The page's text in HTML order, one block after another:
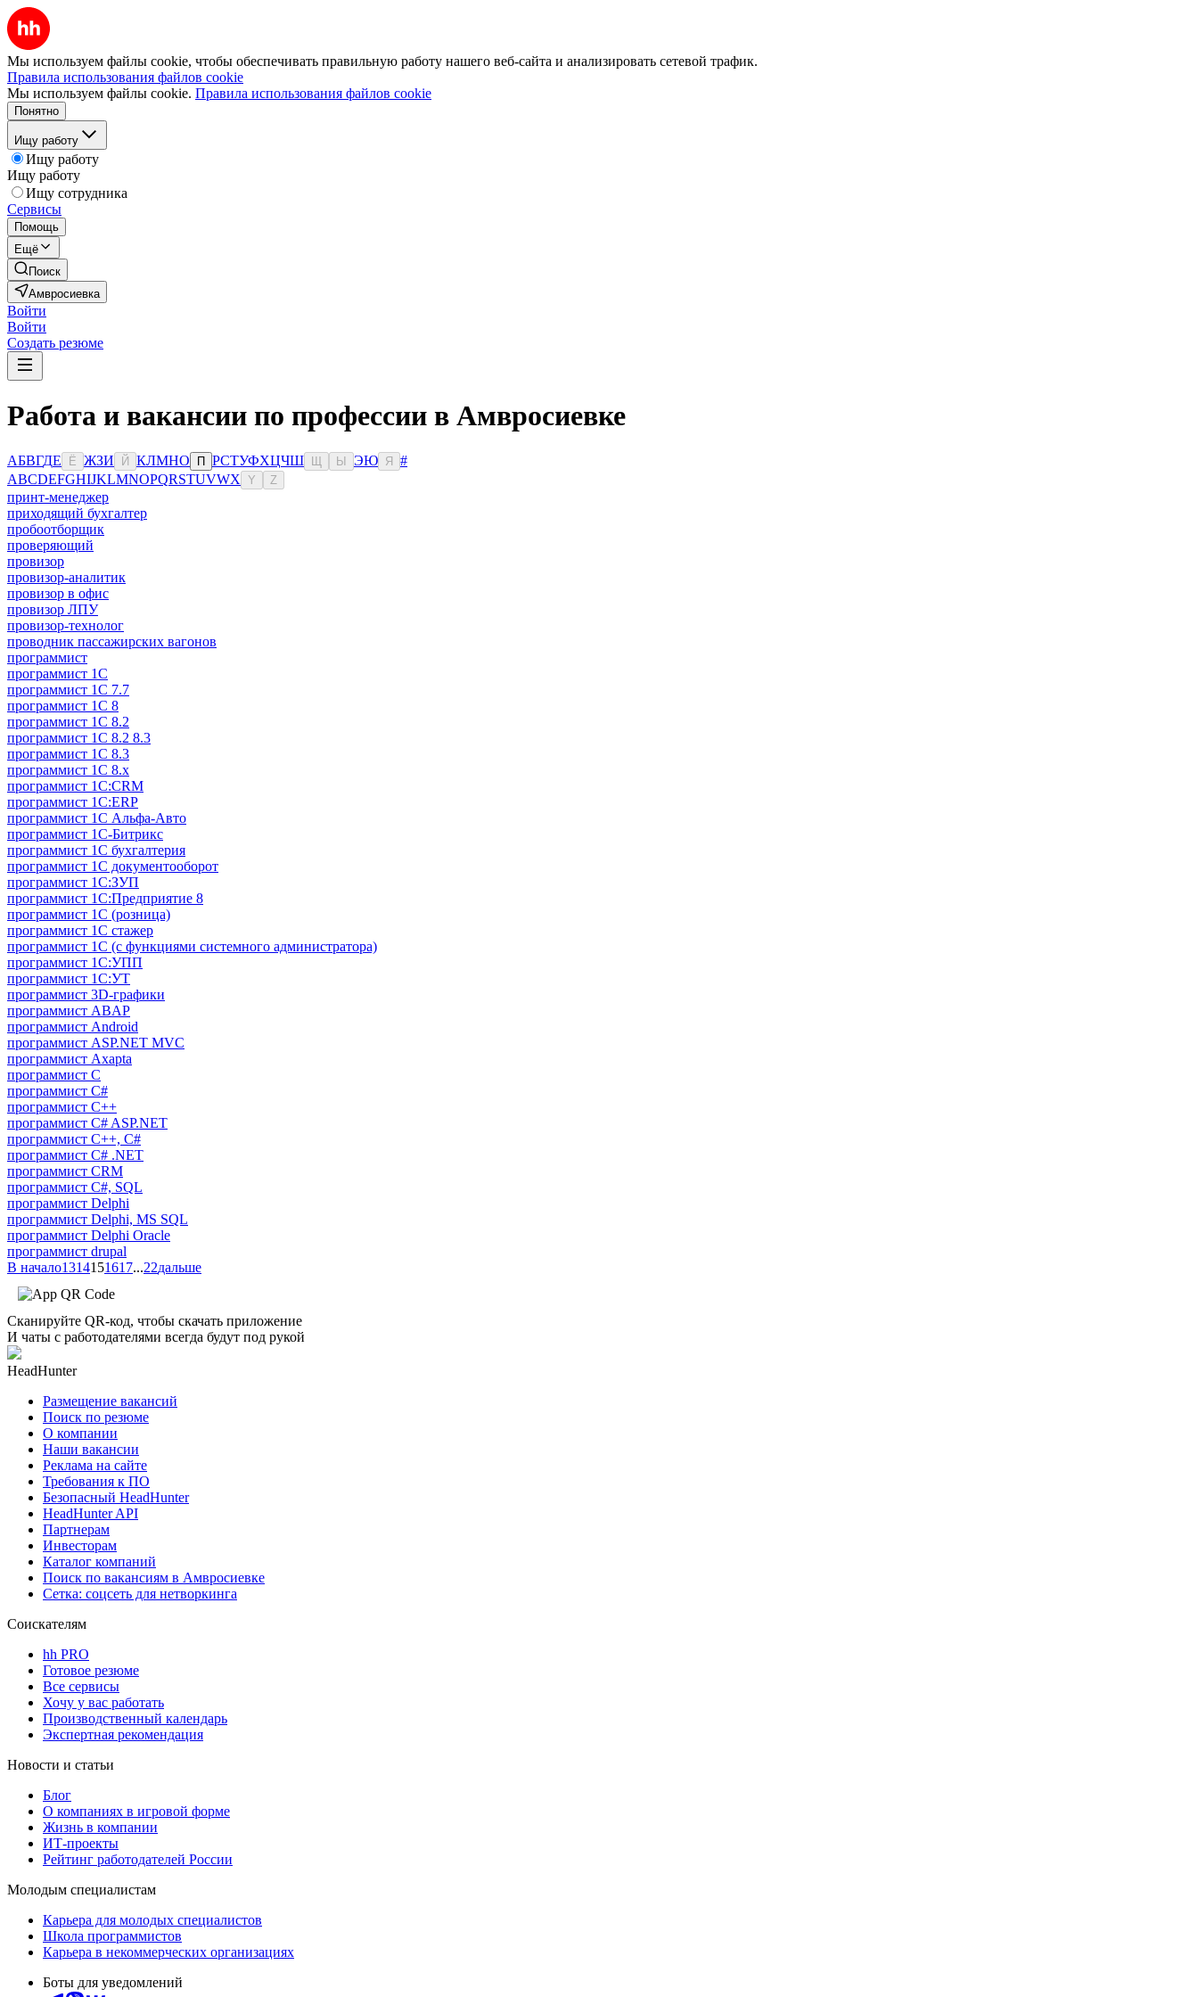
Мы используем файлы cookie, чтобы обеспечивать правильную работу нашего веб-сайта и анализировать сетевой трафик.
Правила использования файлов cookie
Мы используем файлы cookie. Правила использования файлов cookie
Понятно
Ищу работу
Ищу работу
Ищу работу
Ищу сотрудника
Сервисы
Помощь
Ещё
Поиск
Амвросиевка
Войти
Войти
Создать резюме
Работа и вакансии по профессии в Амвросиевке
АБВГДЕ Ё ЖЗИ Й КЛМНО П РСТУФХЦЧШ Ы ЭЮ Я
#
ABCDEFGHIJKLMNOPQRSTUVWX Y Z
принт-менеджер
приходящий бухгалтер
пробоотборщик
проверяющий
провизор
провизор-аналитик
провизор в офис
провизор ЛПУ
провизор-технолог
проводник пассажирских вагонов
программист
программист 1C
программист 1C 7.7
программист 1C 8
программист 1C 8.2
программист 1С 8.2 8.3
программист 1С 8.3
программист 1С 8.х
программист 1С:CRM
программист 1С:ERP
программист 1С Альфа-Авто
программист 1С-Битрикс
программист 1С бухгалтерия
программист 1С документооборот
программист 1С:ЗУП
программист 1С:Предприятие 8
программист 1С (розница)
программист 1С стажер
программист 1С (с функциями системного администратора)
программист 1С:УПП
программист 1С:УТ
программист 3D-графики
программист ABAP
программист Android
программист ASP.NET MVC
программист Axapta
программист C
программист C#
программист C++
программист C# ASP.NET
программист C++, C#
программист C# .NET
программист CRM
программист C#, SQL
программист Delphi
программист Delphi, MS SQL
программист Delphi Oracle
программист drupal
В начало1314151617...22дальше
Сканируйте QR-код, чтобы скачать приложение
И чаты с работодателями всегда будут под рукой
HeadHunter
Размещение вакансий
Поиск по резюме
О компании
Наши вакансии
Реклама на сайте
Требования к ПО
Безопасный HeadHunter
HeadHunter API
Партнерам
Инвесторам
Каталог компаний
Поиск по вакансиям в Амвросиевке
Сетка: соцсеть для нетворкинга
Соискателям
hh PRO
Готовое резюме
Все сервисы
Хочу у вас работать
Производственный календарь
Экспертная рекомендация
Новости и статьи
Блог
О компаниях в игровой форме
Жизнь в компании
ИТ-проекты
Рейтинг работодателей России
Молодым специалистам
Карьера для молодых специалистов
Школа программистов
Карьера в некоммерческих организациях
Боты для уведомлений